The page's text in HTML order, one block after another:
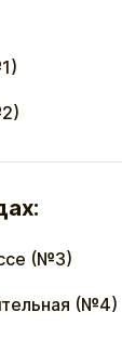
(№3)
(№4)